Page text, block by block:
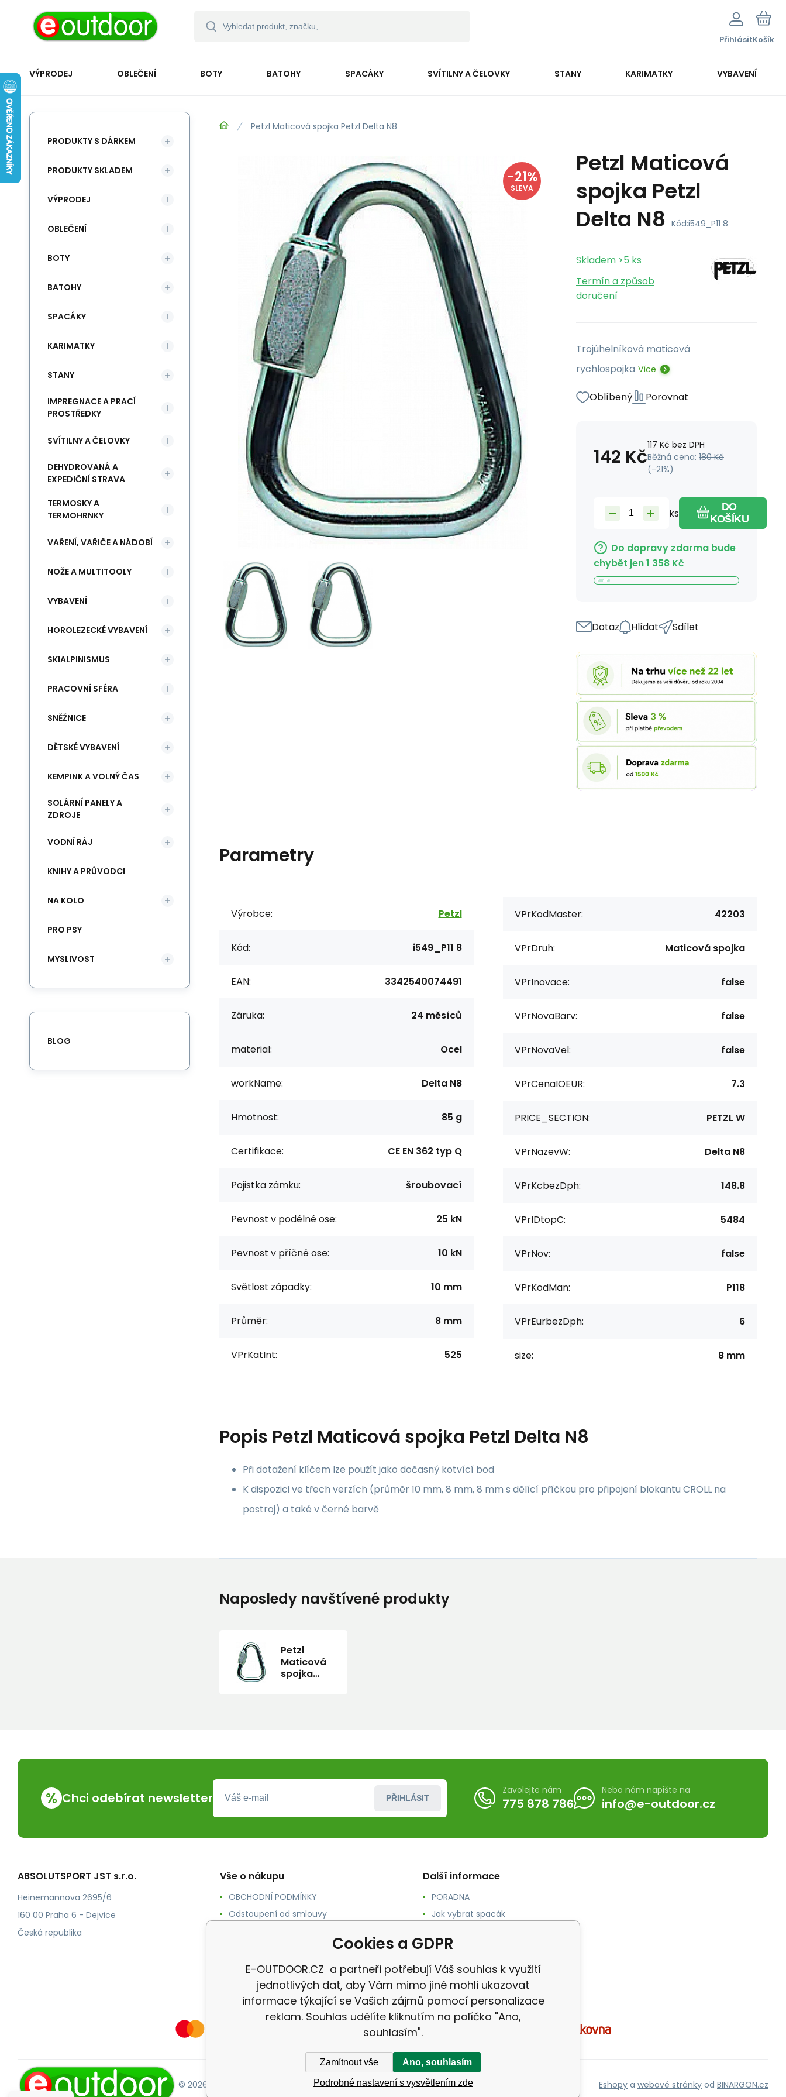
PřihlásitKošík
VÝPRODEJ OBLEČENÍ BOTY BATOHY SPACÁKY SVÍTILNY A ČELOVKY STANY KARIMATKY VYBAVENÍ
Petzl Maticová spojka Petzl Delta N8
-21%
SLEVA
Petzl Maticová
spojka Petzl
Delta N8 Kód:i549_P11 8
Skladem >5 ks
Termín a způsob
doručení
Trojúhelníková maticová
rychlospojka Více
Oblíbený Porovnat
142 Kč117 Kč bez DPH
Běžná cena: 180 Kč
(-21%)
ks
DO
KOŠÍKU
Do dopravy zdarma bude
chybět jen1 358 Kč
Dotaz Hlídat Sdílet
Parametry
Výrobce: Petzl
Kód: i549_P11 8
EAN: 3342540074491
Záruka: 24 měsíců
material: Ocel
workName: Delta N8
Hmotnost: 85 g
Certifikace: CE EN 362 typ Q
Pojistka zámku: šroubovací
Pevnost v podélné ose: 25 kN
Pevnost v příčné ose: 10 kN
Světlost západky: 10 mm
Průměr: 8 mm
VPrKatInt: 525
VPrKodMaster: 42203
VPrDruh: Maticová spojka
VPrInovace: false
VPrNovaBarv: false
VPrNovaVel: false
VPrCenaIOEUR: 7.3
PRICE_SECTION: PETZL W
VPrNazevW: Delta N8
VPrKcbezDph: 148.8
VPrIDtopC: 5484
VPrNov: false
VPrKodMan: P118
VPrEurbezDph: 6
size: 8 mm
Popis Petzl Maticová spojka Petzl Delta N8
Při dotažení klíčem lze použít jako dočasný kotvící bod
K dispozici ve třech verzích (průměr 10 mm, 8 mm, 8 mm s dělící příčkou pro připojení blokantu CROLL na
postroj) a také v černé barvě
PRODUKTY S DÁRKEM
PRODUKTY SKLADEM
VÝPRODEJ
OBLEČENÍ
BOTY
BATOHY
SPACÁKY
KARIMATKY
STANY
IMPREGNACE A PRACÍ
PROSTŘEDKY
SVÍTILNY A ČELOVKY
DEHYDROVANÁ A
EXPEDIČNÍ STRAVA
TERMOSKY A
TERMOHRNKY
VAŘENÍ, VAŘIČE A NÁDOBÍ
NOŽE A MULTITOOLY
VYBAVENÍ
HOROLEZECKÉ VYBAVENÍ
SKIALPINISMUS
PRACOVNÍ SFÉRA
SNĚŽNICE
DĚTSKÉ VYBAVENÍ
KEMPINK A VOLNÝ ČAS
SOLÁRNÍ PANELY A
ZDROJE
VODNÍ RÁJ
KNIHY A PRŮVODCI
NA KOLO
PRO PSY
MYSLIVOST
BLOG
Naposledy navštívené produkty
Petzl
Maticová
spojka
% Chci odebírat newsletter PŘIHLÁSIT
Zavolejte nám
775 878 786
Nebo nám napište na
info@e-outdoor.cz
ABSOLUTSPORT JST s.r.o.
Heinemannova 2695/6
160 00 Praha 6 - Dejvice
Česká republika
Vše o nákupu
OBCHODNÍ PODMÍNKY
Odstoupení od smlouvy
Ochrana osobních údajů
Další informace
PORADNA
Jak vybrat spacák
Jak vybrat karimatku
Reklamace
© 2026 E-OUTDOOR.CZ | Mapa stránek Eshopy a webové stránky od BINARGON.cz
Cookies a GDPR
E-OUTDOOR.CZ a partneři potřebují Váš souhlas k využití
jednotlivých dat, aby Vám mimo jiné mohli ukazovat
informace týkající se Vašich zájmů pomocí personalizace
reklam. Souhlas udělíte kliknutím na políčko "Ano,
souhlasím".
Zamítnout vše Ano, souhlasím
Podrobné nastavení s vysvětlením zde